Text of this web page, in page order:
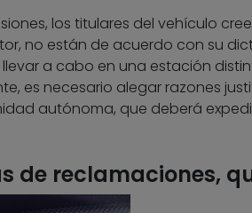
los titulares del vehículo
no están de acuerdo con su
a cabo en una estación
es necesario alegar razones
autónoma, que deberá
de reclamaciones,